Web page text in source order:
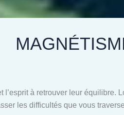
à retrouver leur équilibre.
les difficultés que vous